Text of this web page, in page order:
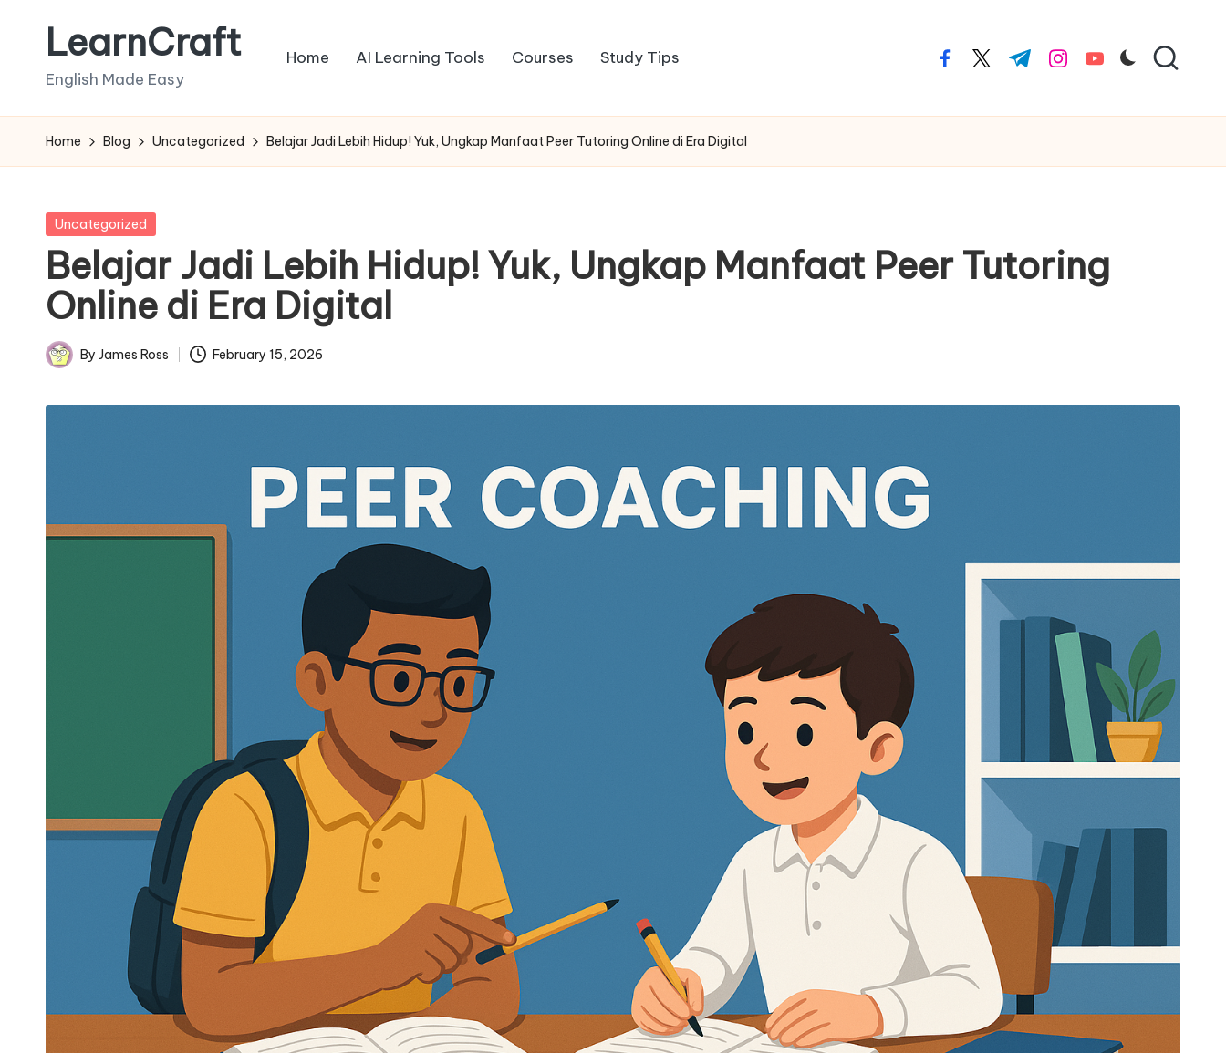
LearnCraft
English Made Easy
Home AI Learning Tools Courses Study Tips facebook.com
twitter.com
t.me instagram.com
youtube.com
Home Blog Uncategorized Belajar Jadi Lebih Hidup! Yuk, Ungkap Manfaat Peer Tutoring Online di Era Digital
Posted
Uncategorized
Belajar Jadi Lebih Hidup! Yuk, Ungkap Manfaat Peer Tutoring
Online di Era Digital
Posted
By James Ross February 15, 2026